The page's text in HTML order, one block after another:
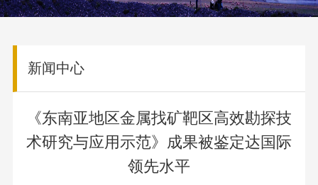
辞
公
管
态
国
资
地
（研
究
所）
部
新
科
研
平
工
作
专
栏
党
史
业
文 理
念
人
力
人
才
信
企
新闻中心
​《东南亚地区金属找矿靶区高效勘探技
术研究与应用示范》成果被鉴定达国际
领先水平